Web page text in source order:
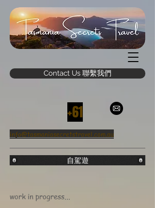
Contact Us 聯繫我們
+61
info@tasmaniasecretstravel.com.au
自駕遊
work in progress...